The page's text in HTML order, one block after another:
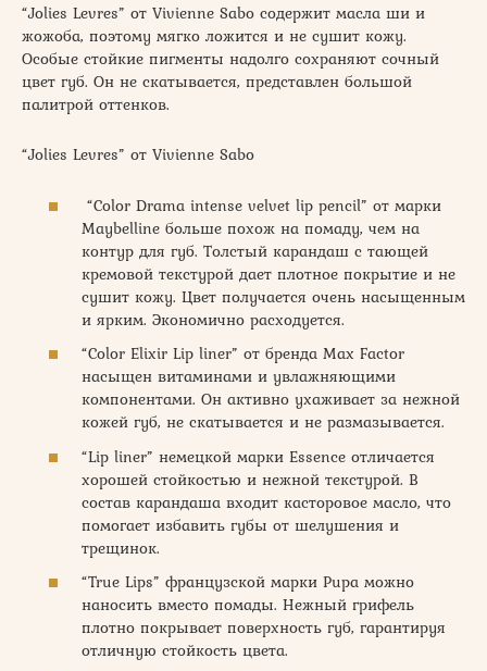
“Jolies Levres” от Vivienne Sabo содержит масла ши и
жожоба, поэтому мягко ложится и не сушит кожу.
Особые стойкие пигменты надолго сохраняют сочный
цвет губ. Он не скатывается, представлен большой
палитрой оттенков.
“Jolies Levres” от Vivienne Sabo
“Color Drama intense velvet lip pencil” от марки
Maybelline больше похож на помаду, чем на
контур для губ. Толстый карандаш с тающей
кремовой текстурой дает плотное покрытие и не
сушит кожу. Цвет получается очень насыщенным
и ярким. Экономично расходуется.
“Color Elixir Lip liner” от бренда Max Factor
насыщен витаминами и увлажняющими
компонентами. Он активно ухаживает за нежной
кожей губ, не скатывается и не размазывается.
“Lip liner” немецкой марки Essence отличается
хорошей стойкостью и нежной текстурой. В
состав карандаша входит касторовое масло, что
помогает избавить губы от шелушения и
трещинок.
“True Lips” французской марки Pupa можно
наносить вместо помады. Нежный грифель
плотно покрывает поверхность губ, гарантируя
отличную стойкость цвета.